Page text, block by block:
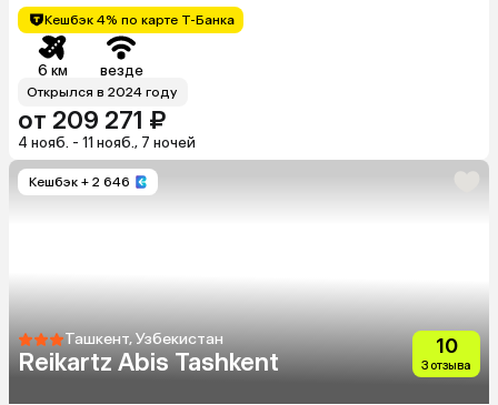
Кешбэк 4% по карте Т-Банка
6 км везде
Открылся в 2024 году
от 209 271 ₽
4 нояб. - 11 нояб., 7 ночей
Кешбэк + 2 646
Ташкент, Узбекистан
Reikartz Abis Tashkent
10
3 отзыва